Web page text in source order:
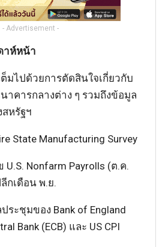
- Advertisement -
าห์หน้า
มไปด้วยการตัดสินใจเกี่ยวกับ
าคารกลางต่าง ๆ รวมถึงข้อมูล
หรัฐฯ
State Manufacturing Survey
U.S. Nonfarm Payrolls (ต.ค.
กเดือน พ.ย.
ระชุมของ Bank of England
Bank (ECB) และ US CPI